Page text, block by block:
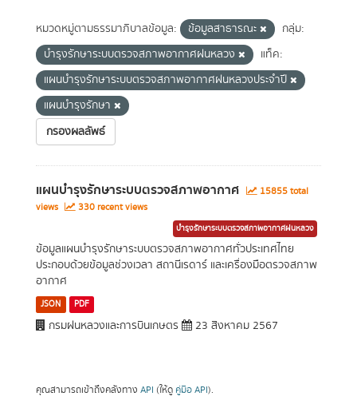
หมวดหมู่ตามธรรมาภิบาลข้อมูล: ข้อมูลสาธารณะ
กลุ่ม:
บำรุงรักษาระบบตรวจสภาพอากาศฝนหลวง
แท็ค:
แผนบำรุงรักษาระบบตรวจสภาพอากาศฝนหลวงประจำปี
แผนบำรุงรักษา
กรองผลลัพธ์
แผนบำรุงรักษาระบบตรวจสภาพอากาศ
15855 total
views
330 recent views
บำรุงรักษาระบบตรวจสภาพอากาศฝนหลวง
ข้อมูลแผนบำรุงรักษาระบบตรวจสภาพอากาศทั่วประเทศไทย
ประกอบด้วยข้อมูลช่วงเวลา สถานีเรดาร์ และเครื่องมือตรวจสภาพ
อากาศ
JSON PDF
กรมฝนหลวงและการบินเกษตร 23 สิงหาคม 2567
คุณสามารถเข้าถึงคลังทาง API (ให้ดู คู่มือ API).